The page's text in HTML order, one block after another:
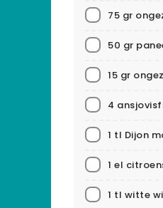
75 gr
50 gr
15 gr
4
1 tl Dijon
1 el
1 tl witte